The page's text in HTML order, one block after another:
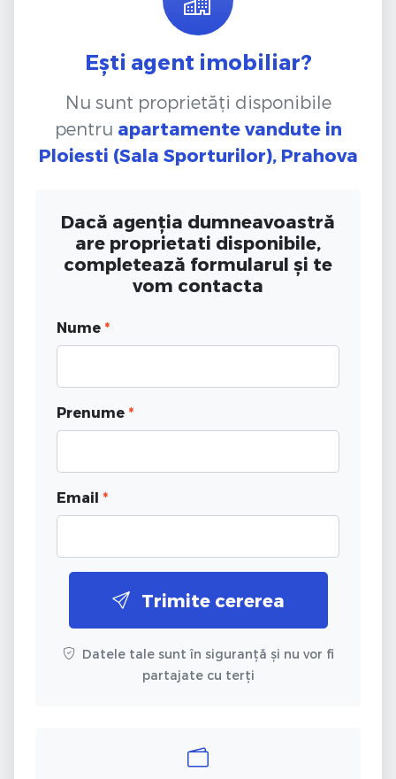
Ești agent imobiliar?
Nu sunt proprietăți disponibile
pentru apartamente vandute in
Ploiesti (Sala Sporturilor), Prahova
Dacă agenția dumneavoastră
are proprietati disponibile,
completează formularul și te
vom contacta
Nume *
Prenume *
Email *
Trimite cererea
Datele tale sunt în siguranță și nu vor fi
partajate cu terți